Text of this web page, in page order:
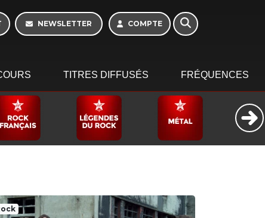
NEWSLETTER COMPTE
TITRES DIFFUSÉS FRÉQUENCES
Week-end de 16h à
20h